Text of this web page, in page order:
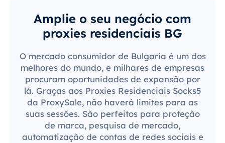
Amplie o seu negócio com
proxies residenciais BG
O mercado consumidor de Bulgaria é um dos
melhores do mundo, e milhares de empresas
procuram oportunidades de expansão por
lá. Graças aos Proxies Residenciais Socks5
da ProxySale, não haverá limites para as
suas sessões. São perfeitos para proteção
de marca, pesquisa de mercado,
automatização de contas de redes sociais e